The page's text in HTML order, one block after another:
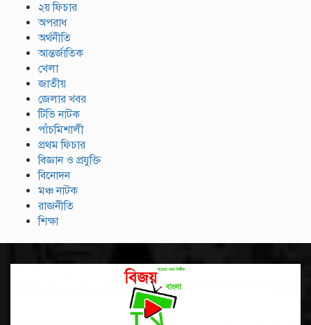
২য় ফিচার
অপরাধ
অর্থনীতি
আন্তর্জাতিক
খেলা
জাতীয়
জেলার খবর
টিভি নাটক
পাঁচমিশালী
প্রথম ফিচার
বিজ্ঞান ও প্রযুক্তি
বিনোদন
মঞ্চ নাটক
রাজনীতি
শিক্ষা